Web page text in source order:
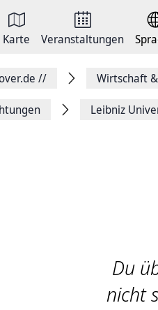
Karte Veranstaltungen
// Wirtschaft
Leibniz
Du
nicht